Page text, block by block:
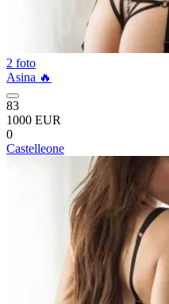
2 foto
Asina 🔥
83
1000 EUR
0
Castelleone